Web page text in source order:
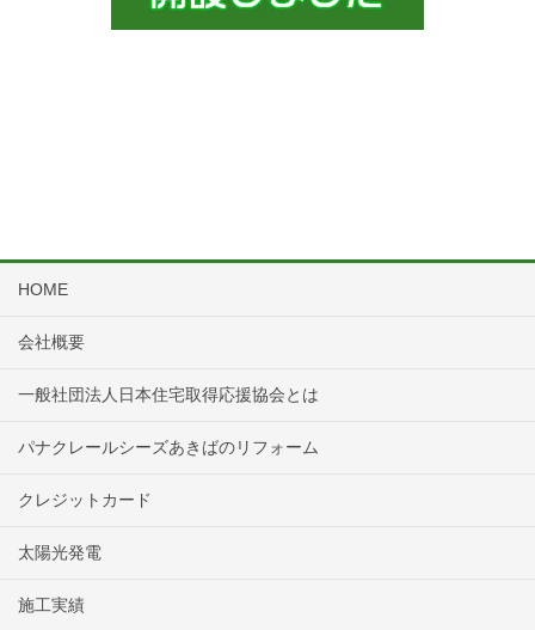
HOME
会社概要
一般社団法人日本住宅取得応援協会とは
パナクレールシーズあきばのリフォーム
クレジットカード
太陽光発電
施工実績